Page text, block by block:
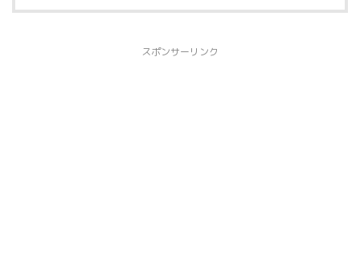
スポンサーリンク